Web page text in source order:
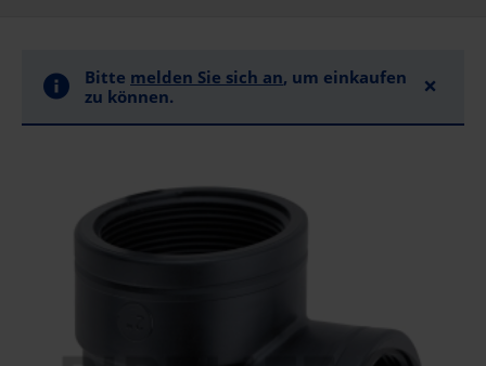
Bitte melden Sie sich an, um einkaufen
zu können.
×